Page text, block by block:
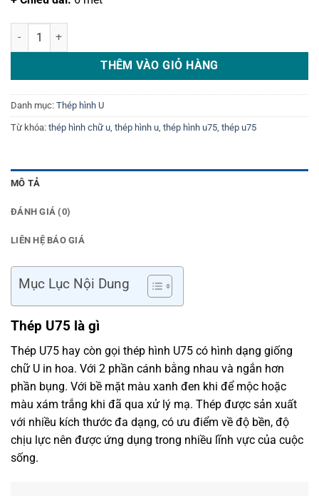
Thép hình U 75 số lượng
THÊM VÀO GIỎ HÀNG
Danh mục: Thép hình U
Từ khóa: thép hình chữ u, thép hình u, thép hình u75, thép u75
MÔ TẢ
ĐÁNH GIÁ (0)
LIÊN HỆ BÁO GIÁ
Mục Lục Nội Dung
Thép U75 là gì
Thép U75 hay còn gọi thép hình U75 có hình dạng giống
chữ U in hoa. Với 2 phần cánh bằng nhau và ngắn hơn
phần bụng. Với bề mặt màu xanh đen khi để mộc hoặc
màu xám trắng khi đã qua xử lý mạ. Thép được sản xuất
với nhiều kích thước đa dạng, có ưu điểm về độ bền, độ
chịu lực nên được ứng dụng trong nhiều lĩnh vực của cuộc
sống.